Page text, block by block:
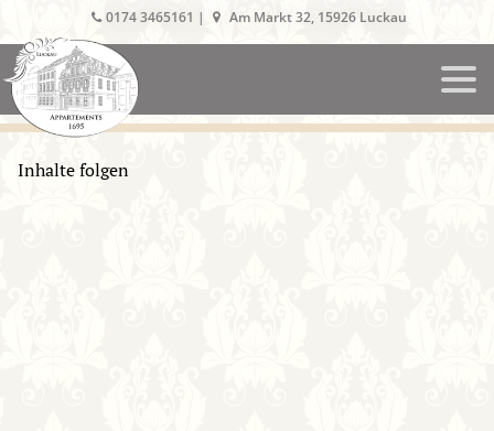
0174 3465161 | Am Markt 32, 15926 Luckau
Inhalte folgen